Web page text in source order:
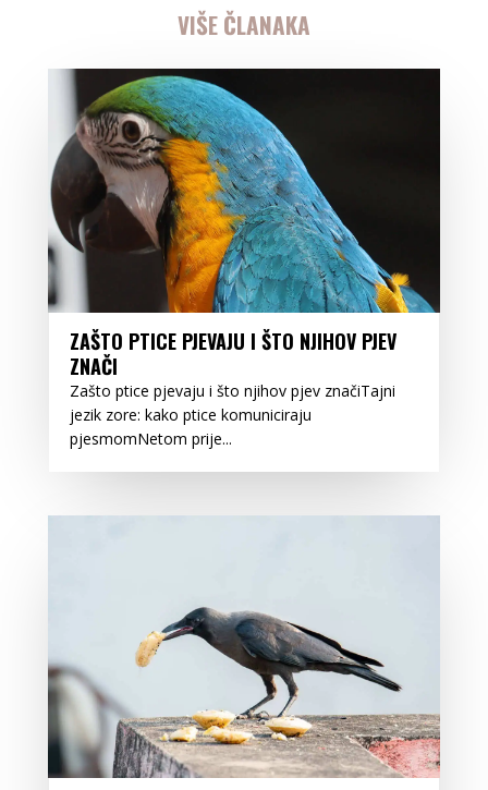
VIŠE ČLANAKA
ZAŠTO PTICE PJEVAJU I ŠTO NJIHOV PJEV
ZNAČI
Zašto ptice pjevaju i što njihov pjev značiTajni
jezik zore: kako ptice komuniciraju
pjesmomNetom prije...